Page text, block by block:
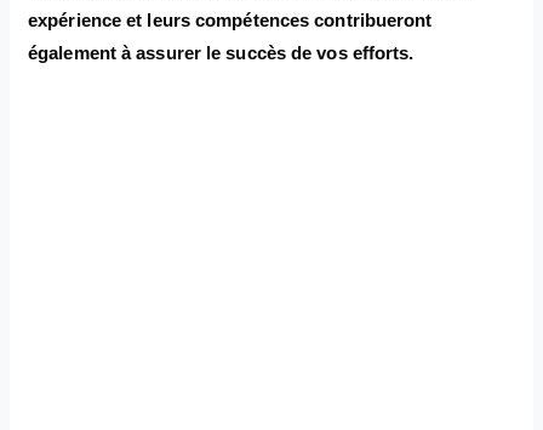
expérience et leurs compétences contribueront
également à assurer le succès de vos efforts.